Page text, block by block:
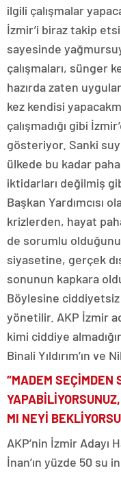
ilgili çalışmalar
İzmir’i biraz takip
sayesinde
çalışmaları, sünger
hazırda zaten
kez kendisi
çalışmadığı gibi
gösteriyor. Sanki
ülkede bu kadar
iktidarları değilmiş
Başkan Yardımcısı
krizlerden, hayat
de sorumlu
siyasetine, gerçek
sonunun kapkara
Böylesine
yönetilir. AKP İzmir
kimi ciddiye
Binali Yıldırım’ın ve
“MADEM SEÇİMDEN
MI NEYİ
AKP’nin İzmir Adayı
İnan’ın yüzde 50 su